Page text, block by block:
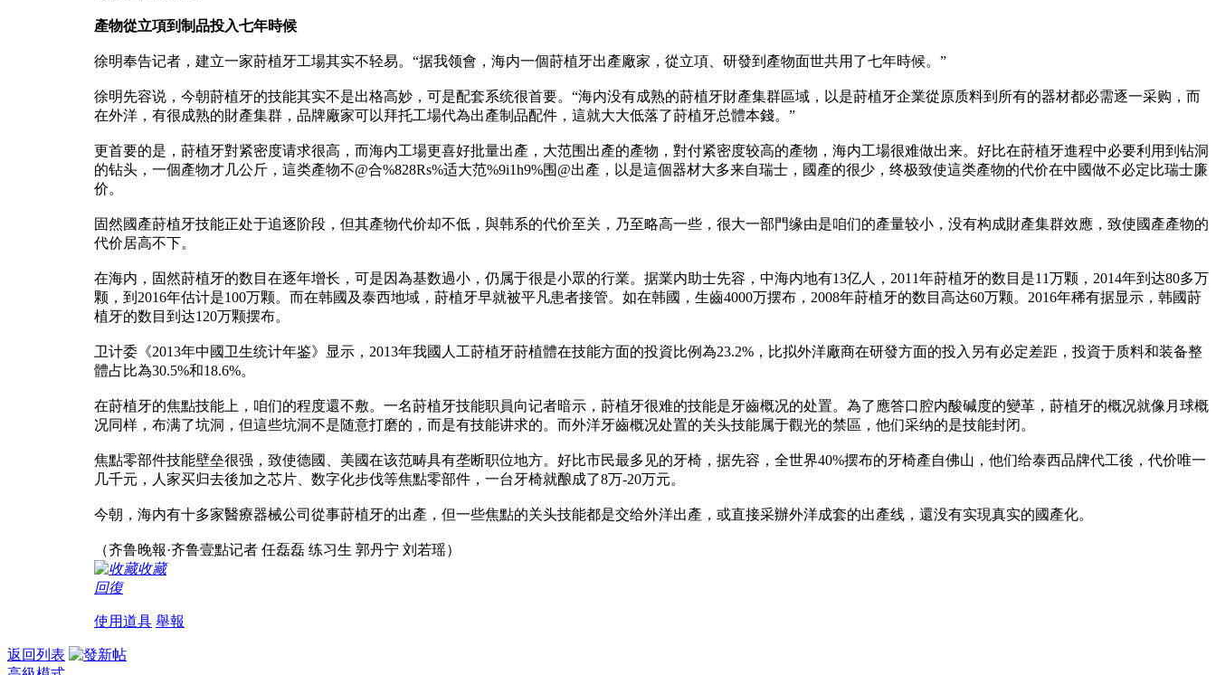
產物從立項到制品投入七年時候
徐明奉告记者，建立一家莳植牙工場其实不轻易。“据我领會，海内一個莳植牙出產廠家，從立項、研發到產物面世共用了七年時候。”
徐明先容说，今朝莳植牙的技能其实不是出格高妙，可是配套系统很首要。“海内没有成熟的莳植牙財產集群區域，以是莳植牙企業從原质料到所有的器材都必需逐一采购，而
在外洋，有很成熟的財產集群，品牌廠家可以拜托工場代為出產制品配件，這就大大低落了莳植牙总體本錢。”
更首要的是，莳植牙對紧密度请求很高，而海内工場更喜好批量出產，大范围出產的產物，對付紧密度较高的產物，海内工場很难做出来。好比在莳植牙進程中必要利用到钻洞
的钻头，一個產物才几公斤，這类產物不@合%828Rs%适大范%9i1h9%围@出產，以是這個器材大多来自瑞士，國產的很少，终极致使這类產物的代价在中國做不必定比瑞士廉
价。
固然國產莳植牙技能正处于追逐阶段，但其產物代价却不低，與韩系的代价至关，乃至略高一些，很大一部門缘由是咱们的產量较小，没有构成財產集群效應，致使國產產物的
代价居高不下。
在海内，固然莳植牙的数目在逐年增长，可是因為基数過小，仍属于很是小眾的行業。据業内助士先容，中海内地有13亿人，2011年莳植牙的数目是11万颗，2014年到达80多万
颗，到2016年估计是100万颗。而在韩國及泰西地域，莳植牙早就被平凡患者接管。如在韩國，生齒4000万摆布，2008年莳植牙的数目高达60万颗。2016年稀有据显示，韩國莳
植牙的数目到达120万颗摆布。
卫计委《2013年中國卫生统计年鉴》显示，2013年我國人工莳植牙莳植體在技能方面的投資比例為23.2%，比拟外洋廠商在研發方面的投入另有必定差距，投資于质料和装备整
體占比為30.5%和18.6%。
在莳植牙的焦點技能上，咱们的程度還不敷。一名莳植牙技能职員向记者暗示，莳植牙很难的技能是牙齒概况的处置。為了應答口腔内酸碱度的變革，莳植牙的概况就像月球概
况同样，布满了坑洞，但這些坑洞不是随意打磨的，而是有技能讲求的。而外洋牙齒概况处置的关头技能属于觀光的禁區，他们采纳的是技能封闭。
焦點零部件技能壁垒很强，致使德國、美國在该范畴具有垄断职位地方。好比市民最多见的牙椅，据先容，全世界40%摆布的牙椅產自佛山，他们给泰西品牌代工後，代价唯一
几千元，人家买归去後加之芯片、数字化步伐等焦點零部件，一台牙椅就酿成了8万-20万元。
今朝，海内有十多家醫療器械公司從事莳植牙的出產，但一些焦點的关头技能都是交给外洋出產，或直接采辦外洋成套的出產线，還没有实現真实的國產化。
（齐鲁晚報·齐鲁壹點记者 任磊磊 练习生 郭丹宁 刘若瑶）
收藏
回復
使用道具 舉報
返回列表